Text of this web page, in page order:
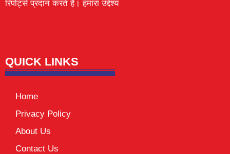
रिपोर्ट्स प्रदान करते हैं। हमारा उद्देश्य
QUICK LINKS
Home
Privacy Policy
About Us
Contact Us